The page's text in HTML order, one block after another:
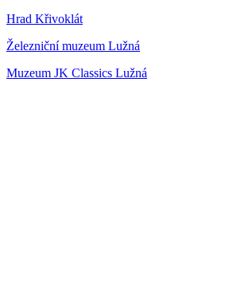
Hrad Křivoklát
Železniční muzeum Lužná
Muzeum JK Classics Lužná